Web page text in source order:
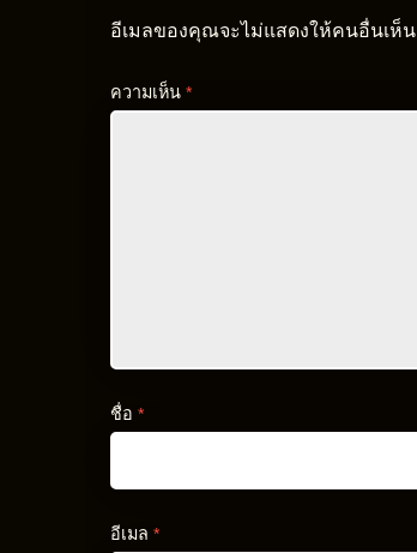
อีเมลของคุณจะไม่แสดงให้คนอื่นเห็น
ความเห็น *
ชื่อ *
อีเมล *